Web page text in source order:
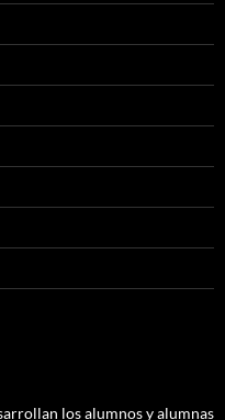
los alumnos y alumnas